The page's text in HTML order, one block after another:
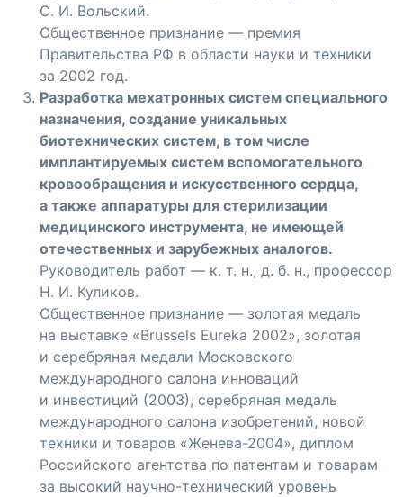
С. И. Вольский.
Общественное признание — премия
Правительства РФ в области науки и техники
за 2002 год.
Разработка мехатронных систем специального
назначения, создание уникальных
биотехнических систем, в том числе
имплантируемых систем вспомогательного
кровообращения и искусственного сердца,
а также аппаратуры для стерилизации
медицинского инструмента, не имеющей
отечественных и зарубежных аналогов.
Руководитель работ — к. т. н., д. б. н., профессор
Н. И. Куликов.
Общественное признание — золотая медаль
на выставке «Brussels Eureka 2002», золотая
и серебряная медали Московского
международного салона инноваций
и инвестиций (2003), серебряная медаль
международного салона изобретений, новой
техники и товаров «Женева-2004», диплом
Российского агентства по патентам и товарам
за высокий научно-технический уровень